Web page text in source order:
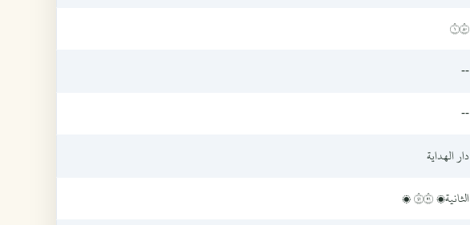
١٠٨
--
--
دار الهداية
الثانية، ١٤١٥ ھ